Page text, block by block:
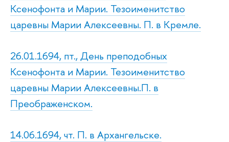
Ксенофонта и Марии. Тезоименитство
царевны Марии Алексеевны. П. в Кремле.
26.01.1694, пт., День преподобных
Ксенофонта и Марии. Тезоименитство
царевны Марии Алексеевны.П. в
Преображенском.
14.06.1694, чт. П. в Архангельске.